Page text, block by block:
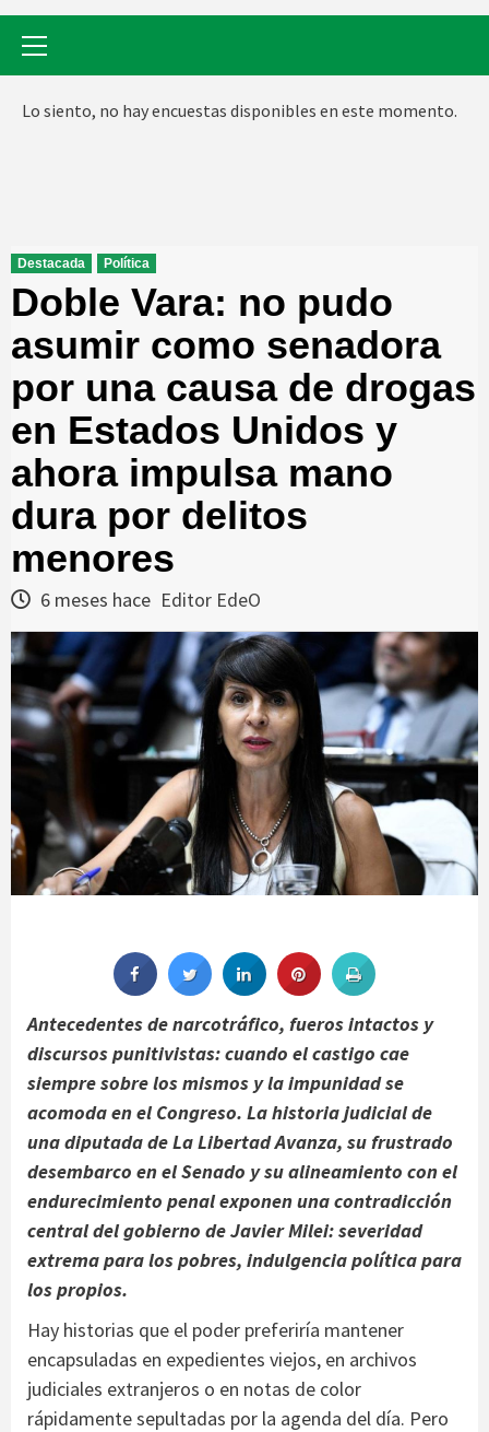
Lo siento, no hay encuestas disponibles en este momento.
Destacada Política
Doble Vara: no pudo
asumir como senadora
por una causa de drogas
en Estados Unidos y
ahora impulsa mano
dura por delitos
menores
6 meses hace Editor EdeO
Antecedentes de narcotráfico, fueros intactos y
discursos punitivistas: cuando el castigo cae
siempre sobre los mismos y la impunidad se
acomoda en el Congreso. La historia judicial de
una diputada de La Libertad Avanza, su frustrado
desembarco en el Senado y su alineamiento con el
endurecimiento penal exponen una contradicción
central del gobierno de Javier Milei: severidad
extrema para los pobres, indulgencia política para
los propios.
Hay historias que el poder preferiría mantener
encapsuladas en expedientes viejos, en archivos
judiciales extranjeros o en notas de color
rápidamente sepultadas por la agenda del día. Pero